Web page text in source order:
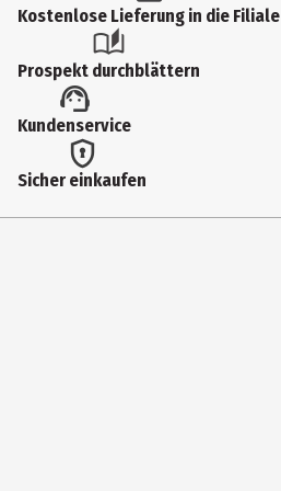
Kostenlose Lieferung in die Filiale
Prospekt durchblättern
Kundenservice
Sicher einkaufen